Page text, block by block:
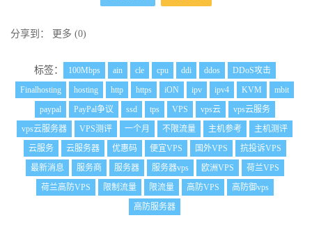
分享到： 更多 (0)
标签： 100Mbps ain cle cpu ddi ddos
DDoS攻击
Finalhosting
hosting http https iON ipv ipv4 KVM
mbit
paypal
PayPal争议 ssd tps VPS vps云
vps云服务
vps云服务器
VPS测评 一个月 不限流量 主机参考
主机测评
云服务
云服务器 优惠码 便宜VPS 国外VPS
抗投诉VPS
最新消息
服务商 服务器 服务器vps 欧洲VPS
荷兰VPS
荷兰高防VPS
限制流量 限流量 高防VPS
高防御vps
高防服务器